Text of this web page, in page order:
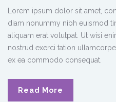
Lorem ipsum dolor sit amet,
diam nonummy nibh euismod
aliquam erat volutpat. Ut wisi
nostrud exerci tation
ex ea commodo consequat.
Read More